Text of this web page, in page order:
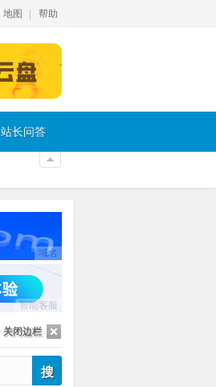
地图 帮助
站长问答
域名
智能客服
关闭边栏